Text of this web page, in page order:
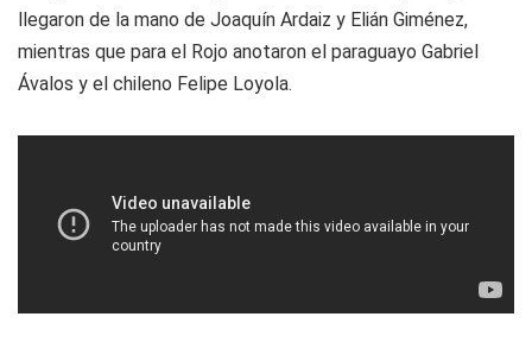
llegaron de la mano de Joaquín Ardaiz y Elián Giménez,
mientras que para el Rojo anotaron el paraguayo Gabriel
Ávalos y el chileno Felipe Loyola.